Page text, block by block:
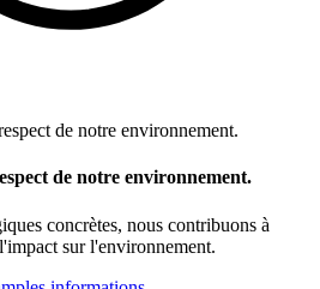
de notre environnement.
concrètes, nous contribuons à
sur l'environnement.